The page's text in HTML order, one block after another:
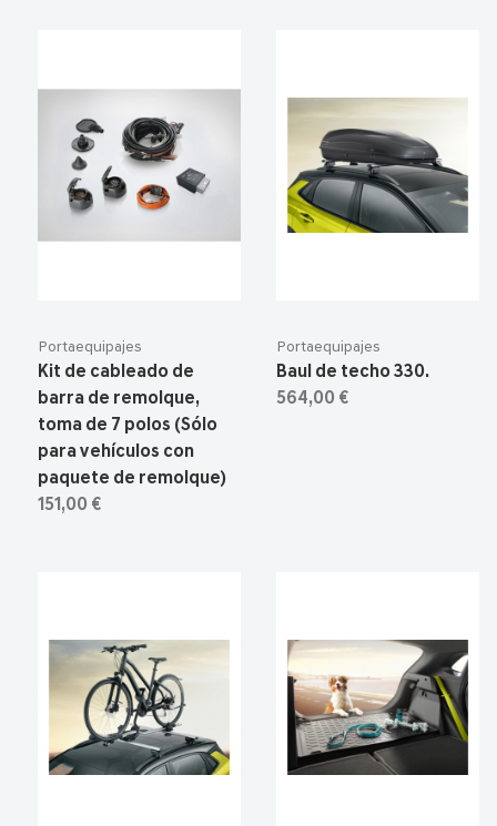
Portaequipajes
Kit de cableado de
barra de remolque,
toma de 7 polos (Sólo
para vehículos con
paquete de remolque)
151,00 €
Portaequipajes
Baul de techo 330.
564,00 €